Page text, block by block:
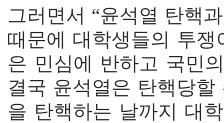
그러면서 “윤석열 탄핵
때문에 대학생들의 투쟁
은 민심에 반하고 국민
결국 윤석열은 탄핵당
을 탄핵하는 날까지 대